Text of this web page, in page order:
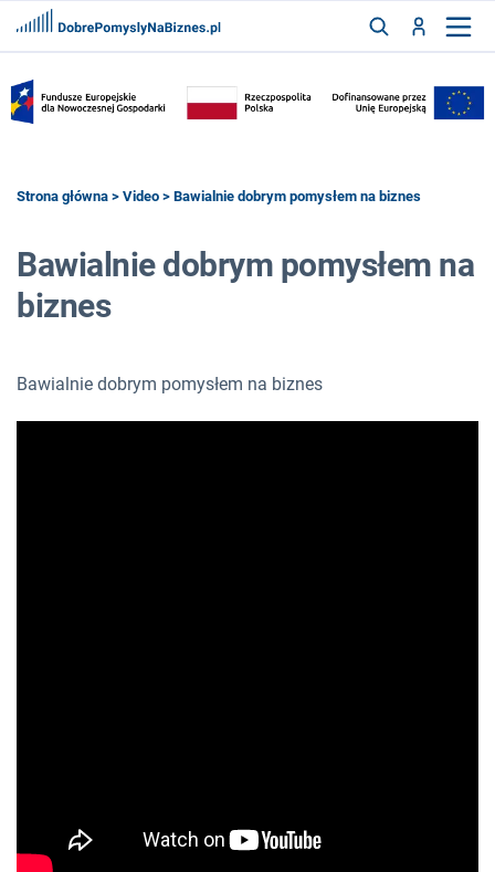
ZALOGUJ
FRANCZYZY
Strona główna > Video > Bawialnie dobrym pomysłem na biznes
Bawialnie dobrym pomysłem na
biznes
Bawialnie dobrym pomysłem na biznes